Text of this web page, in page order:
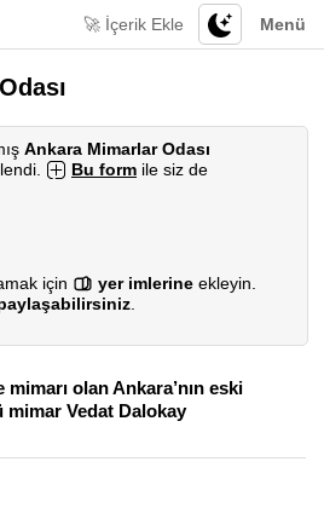
Menü
🚀 İçerik Ekle
Ankara Mimarlar Odası
Bu form ile siz de
için yer imlerine ekleyin.
olan Ankara’nın eski
mimar Vedat Dalokay